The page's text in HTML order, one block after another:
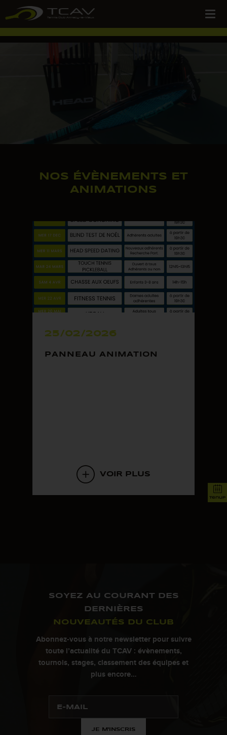
tenup
NOS ÉVÈNEMENTS ET
ANIMATIONS
25/02/2026
PANNEAU ANIMATION
VOIR PLUS
SOYEZ AU COURANT DES
DERNIÈRES
NOUVEAUTÉS DU CLUB
Abonnez-vous à notre newsletter pour suivre
toute l’actualité du TCAV : évènements,
tournois, stages, classement des équipes et
plus encore…
JE M'INSCRIS